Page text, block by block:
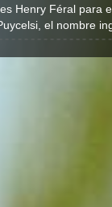
Henry Féral para
el nombre